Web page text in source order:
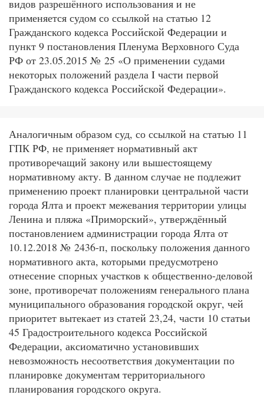
видов разрешённого использования и не
применяется судом со ссылкой на статью 12
Гражданского кодекса Российской Федерации и
пункт 9 постановления Пленума Верховного Суда
РФ от 23.05.2015 № 25 «О применении судами
некоторых положений раздела I части первой
Гражданского кодекса Российской Федерации».
Аналогичным образом суд, со ссылкой на статью 11
ГПК РФ, не применяет нормативный акт
противоречащий закону или вышестоящему
нормативному акту. В данном случае не подлежит
применению проект планировки центральной части
города Ялта и проект межевания территории улицы
Ленина и пляжа «Приморский», утверждённый
постановлением администрации города Ялта от
10.12.2018 № 2436-п, поскольку положения данного
нормативного акта, которыми предусмотрено
отнесение спорных участков к общественно-деловой
зоне, противоречат положениям генерального плана
муниципального образования городской округ, чей
приоритет вытекает из статей 23,24, части 10 статьи
45 Градостроительного кодекса Российской
Федерации, аксиоматично установивших
невозможность несоответствия документации по
планировке документам территориального
планирования городского округа.